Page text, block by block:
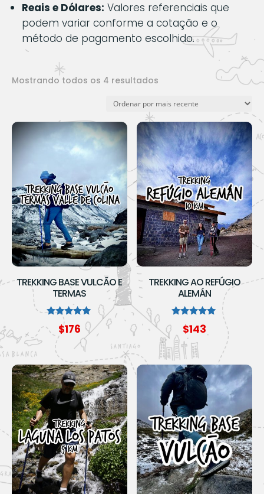
Reais e Dólares: Valores referenciais que
podem variar conforme a cotação e o
método de pagamento escolhido.
Mostrando todos os 4 resultados
mais
recente
TREKKING BASE VULCÃO E
TERMAS
Avaliação
5.00
$176
TREKKING AO REFÚGIO
ALEMÁN
Avaliação
5.00
de 5
$143